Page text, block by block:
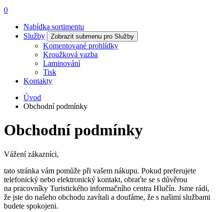
0
Nabídka sortimentu
Služby
Zobrazit submenu pro Služby
Komentované prohlídky
Kroužková vazba
Laminování
Tisk
Kontakty
Úvod
Obchodní podmínky
Obchodní podmínky
Vážení zákazníci,
tato stránka vám pomůže při vašem nákupu. Pokud preferujete
telefonický nebo elektronický kontakt, obraťte se s důvěrou
na pracovníky Turistického informačního centra Hlučín. Jsme rádi,
že jste do našeho obchodu zavítali a doufáme, že s našimi službami
budete spokojeni.